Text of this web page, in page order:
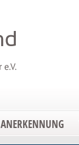
ANERKENNUNG